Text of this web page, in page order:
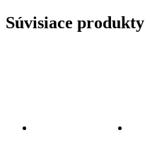
Súvisiace produkty